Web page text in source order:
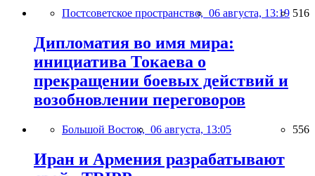
Постсоветское пространство, 06 августа, 13:19 516
Дипломатия во имя мира:
инициатива Токаева о
прекращении боевых действий и
возобновлении переговоров
Большой Восток, 06 августа, 13:05 556
Иран и Армения разрабатывают